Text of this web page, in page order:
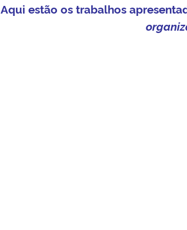
Aqui estão os trabalhos